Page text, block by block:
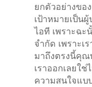
ยกตัวอย่างขอ
เป้าหมายเป็น
ไอที เพราะฉะ
จำกัด เพราะเ
มาถึงตรงนี้คุ
เราออกเลยใ
ความสนใจแบ